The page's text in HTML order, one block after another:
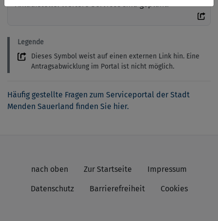
Legende
Dieses Symbol weist auf einen externen Link hin. Eine
Antragsabwicklung im Portal ist nicht möglich.
Häufig gestellte Fragen zum Serviceportal der Stadt
Menden Sauerland finden Sie hier.
nach oben Zur Startseite Impressum
Datenschutz Barrierefreiheit Cookies